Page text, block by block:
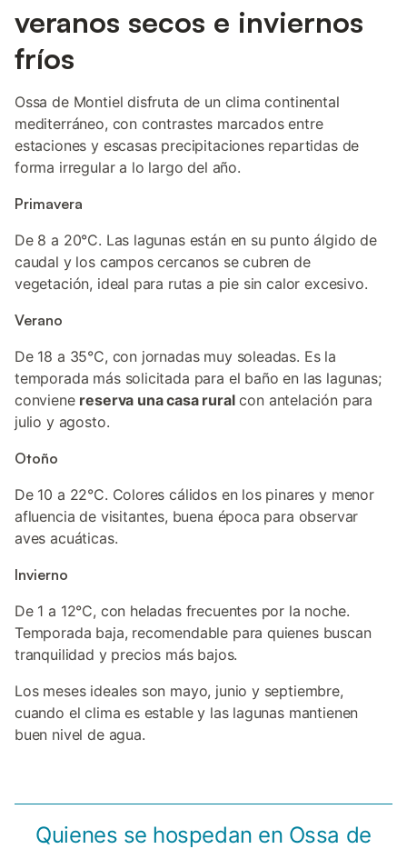
veranos secos e inviernos
fríos
Ossa de Montiel disfruta de un clima continental
mediterráneo, con contrastes marcados entre
estaciones y escasas precipitaciones repartidas de
forma irregular a lo largo del año.
Primavera
De 8 a 20°C. Las lagunas están en su punto álgido de
caudal y los campos cercanos se cubren de
vegetación, ideal para rutas a pie sin calor excesivo.
Verano
De 18 a 35°C, con jornadas muy soleadas. Es la
temporada más solicitada para el baño en las lagunas;
conviene reserva una casa ruralcon antelación para
julio y agosto.
Otoño
De 10 a 22°C. Colores cálidos en los pinares y menor
afluencia de visitantes, buena época para observar
aves acuáticas.
Invierno
De 1 a 12°C, con heladas frecuentes por la noche.
Temporada baja, recomendable para quienes buscan
tranquilidad y precios más bajos.
Los meses ideales son mayo, junio y septiembre,
cuando el clima es estable y las lagunas mantienen
buen nivel de agua.
Quienes se hospedan en Ossa de